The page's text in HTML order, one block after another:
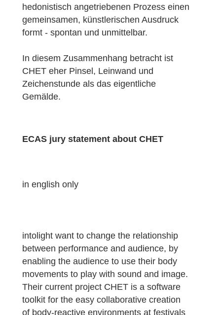
hedonistisch angetriebenen Prozess einen
gemeinsamen, künstlerischen Ausdruck
formt - spontan und unmittelbar.
In diesem Zusammenhang betracht ist
CHET eher Pinsel, Leinwand und
Zeichenstunde als das eigentliche
Gemälde.
ECAS jury statement about CHET
in english only
intolight want to change the relationship
between performance and audience, by
enabling the audience to use their body
movements to play with sound and image.
Their current project CHET is a software
toolkit for the easy collaborative creation
of body-reactive environments at festivals